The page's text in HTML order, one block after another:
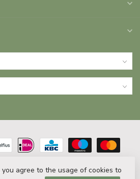
agree to the usage of cookies to